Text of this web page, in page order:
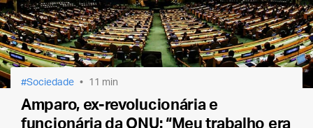
Sociedade 11 min
Amparo, ex-revolucionária e
funcionária da ONU: “Meu trabalho era